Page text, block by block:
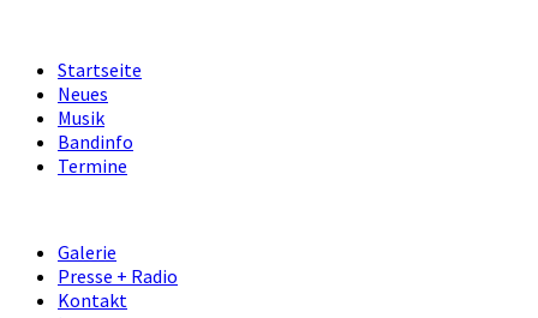
Startseite
Neues
Musik
Bandinfo
Termine
Galerie
Presse + Radio
Kontakt